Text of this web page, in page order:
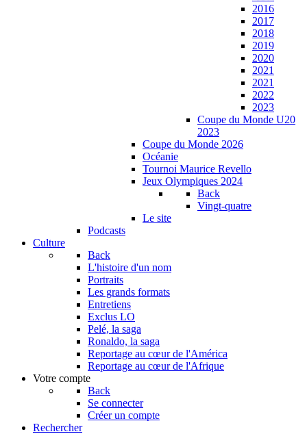
2016
2017
2018
2019
2020
2021
2021
2022
2023
Coupe du Monde U20
2023
Coupe du Monde 2026
Océanie
Tournoi Maurice Revello
Jeux Olympiques 2024
Back
Vingt-quatre
Le site
Podcasts
Culture
Back
L'histoire d'un nom
Portraits
Les grands formats
Entretiens
Exclus LO
Pelé, la saga
Ronaldo, la saga
Reportage au cœur de l'América
Reportage au cœur de l'Afrique
Votre compte
Back
Se connecter
Créer un compte
Rechercher